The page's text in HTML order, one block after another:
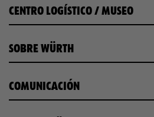
CENTRO LOGÍSTICO / MUSEO
SOBRE WÜRTH
COMUNICACIÓN